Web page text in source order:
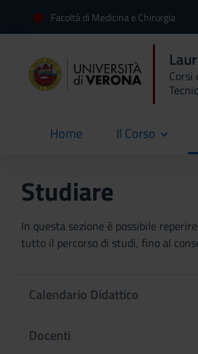
Facoltà di Medicina e Chirurgia
Home
current Il Corso
Studiare
In questa sezione è possibile
tutto il percorso di studi, fino al
Calendario Didattico
Docenti